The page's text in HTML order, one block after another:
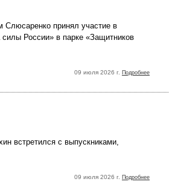
Слюсаренко принял участие в
России» в парке «Защитников
09 июля 2026 г. Подробнее
встретился с выпускниками,
09 июля 2026 г. Подробнее